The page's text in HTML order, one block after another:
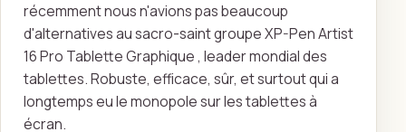
récemment nous n'avions pas beaucoup
d'alternatives au sacro-saint groupe XP-Pen Artist
16 Pro Tablette Graphique , leader mondial des
tablettes. Robuste, efficace, sûr, et surtout qui a
longtemps eu le monopole sur les tablettes à
écran.